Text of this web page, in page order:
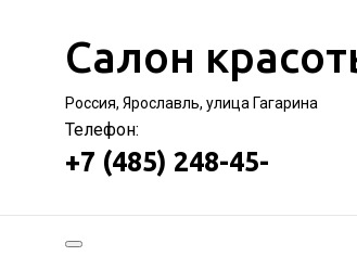
Салон
Россия, Ярославль, улица Гагарина
Телефон:
+7 (485) 248-45-